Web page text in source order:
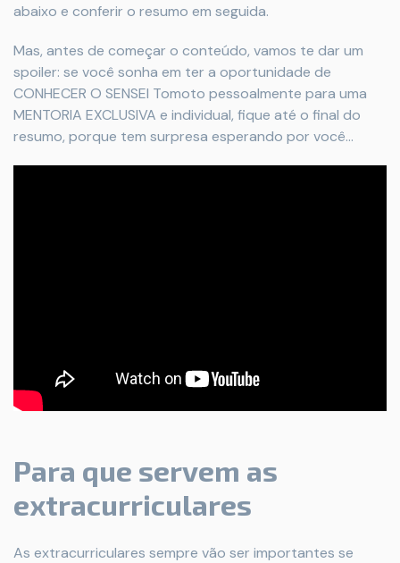
abaixo e conferir o resumo em seguida.
Mas, antes de começar o conteúdo, vamos te dar um
spoiler: se você sonha em ter a oportunidade de
CONHECER O SENSEI Tomoto pessoalmente para uma
MENTORIA EXCLUSIVA e individual, fique até o final do
resumo, porque tem surpresa esperando por você...
Para que servem as
extracurriculares
As extracurriculares sempre vão ser importantes se